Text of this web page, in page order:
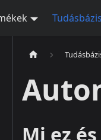
Tudásbázis
Mi ez